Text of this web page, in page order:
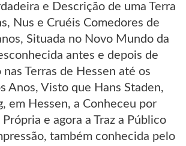
e Descrição de uma Terra
Nus e Cruéis Comedores de
Situada no Novo Mundo da
antes e depois de
nas Terras de Hessen até os
Anos, Visto que Hans Staden,
em Hessen, a Conheceu por
e agora a Traz a Público
também conhecida pelo